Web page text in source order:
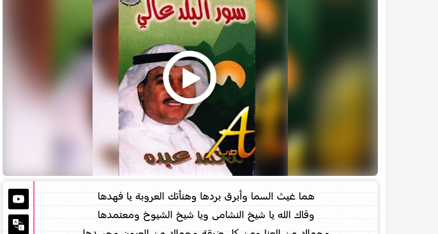
هما غيث السما وأبرق بردها وهنأتك العروبة يا فهدها
وقاك الله يا شيخ النشامى ويا شيخ الشيوخ ومعتمدها